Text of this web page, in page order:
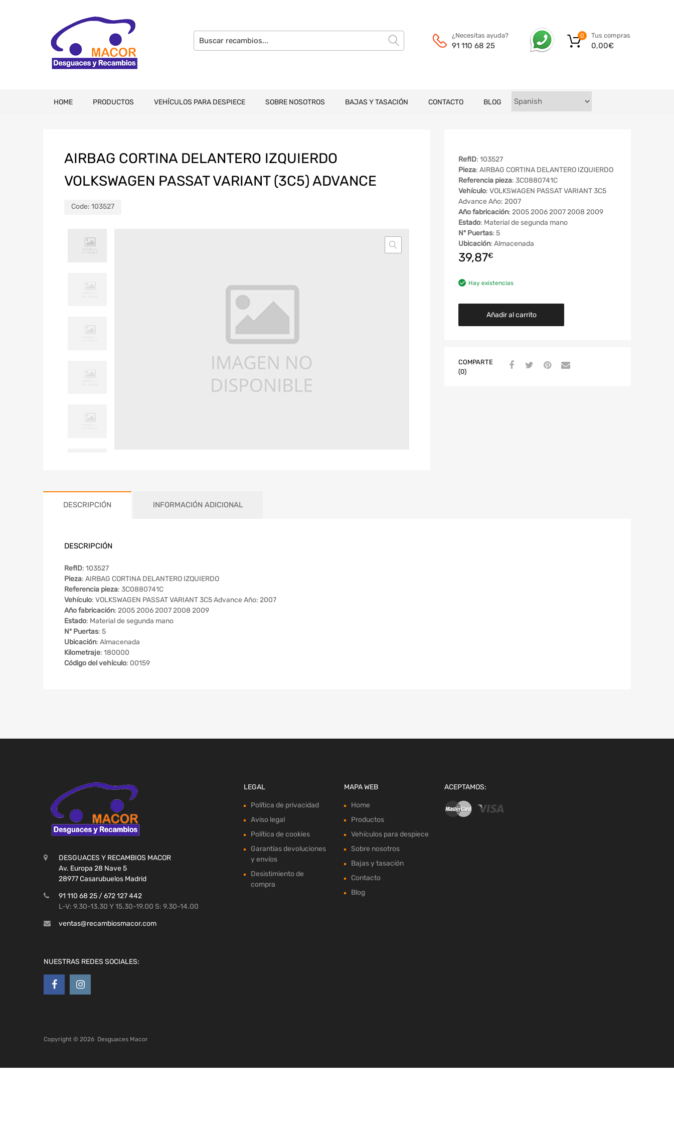
¿Necesitas ayuda?
91 110 68 25
Tus compras
0,00€
0
HOME PRODUCTOS VEHÍCULOS PARA DESPIECE SOBRE NOSOTROS BAJAS Y TASACIÓN CONTACTO BLOG
AIRBAG CORTINA DELANTERO IZQUIERDO
VOLKSWAGEN PASSAT VARIANT (3C5) ADVANCE
Code: 103527
RefID: 103527
Pieza: AIRBAG CORTINA DELANTERO IZQUIERDO
Referencia pieza: 3C0880741C
Vehículo: VOLKSWAGEN PASSAT VARIANT 3C5
Advance Año: 2007
Año fabricación: 2005 2006 2007 2008 2009
Estado: Material de segunda mano
Nº Puertas: 5
Ubicación: Almacenada
39,87€
Hay existencias
Añadir al carrito
COMPARTE
(0)
DESCRIPCIÓN INFORMACIÓN ADICIONAL
DESCRIPCIÓN
RefID: 103527
Pieza: AIRBAG CORTINA DELANTERO IZQUIERDO
Referencia pieza: 3C0880741C
Vehículo: VOLKSWAGEN PASSAT VARIANT 3C5 Advance Año: 2007
Año fabricación: 2005 2006 2007 2008 2009
Estado: Material de segunda mano
Nº Puertas: 5
Ubicación: Almacenada
Kilometraje: 180000
Código del vehículo: 00159
DESGUACES Y RECAMBIOS MACOR
Av. Europa 28 Nave 5
28977 Casarubuelos Madrid
91 110 68 25 / 672 127 442
L-V: 9.30-13.30 Y 15.30-19.00 S: 9.30-14.00
ventas@recambiosmacor.com
NUESTRAS REDES SOCIALES:
LEGAL
Política de privacidad
Aviso legal
Política de cookies
Garantías devoluciones
y envíos
Desistimiento de
compra
MAPA WEB
Home
Productos
Vehículos para despiece
Sobre nosotros
Bajas y tasación
Contacto
Blog
ACEPTAMOS:
Copyright © 2026 Desguaces Macor